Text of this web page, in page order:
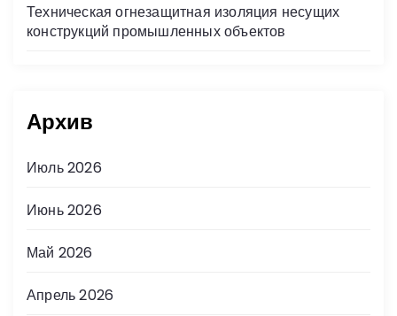
Техническая огнезащитная изоляция несущих
конструкций промышленных объектов
Архив
Июль 2026
Июнь 2026
Май 2026
Апрель 2026